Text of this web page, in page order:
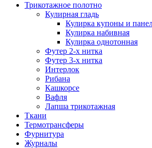
Трикотажное полотно
Кулирная гладь
Кулирка купоны и
Кулирка набивная
Кулирка однотонная
Футер 2-х нитка
Футер 3-х нитка
Интерлок
Рибана
Кашкорсе
Вафля
Лапша трикотажная
Ткани
Термотрансферы
Фурнитура
Журналы